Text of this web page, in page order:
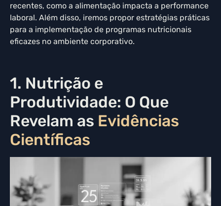
recentes, como a alimentação impacta a performance
laboral. Além disso, iremos propor estratégias práticas
para a implementação de programas nutricionais
eficazes no ambiente corporativo.
1. Nutrição e
Produtividade: O Que
Revelam as Evidências
Científicas